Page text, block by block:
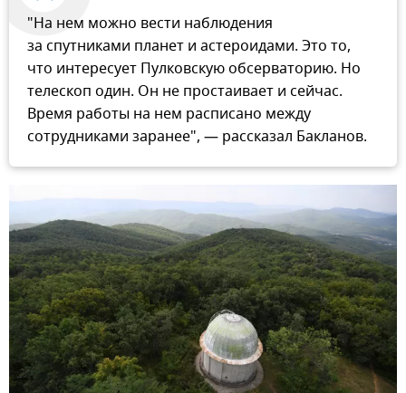
"На нем можно вести наблюдения
за спутниками планет и астероидами. Это то,
что интересует Пулковскую обсерваторию. Но
телескоп один. Он не простаивает и сейчас.
Время работы на нем расписано между
сотрудниками заранее", — рассказал Бакланов.